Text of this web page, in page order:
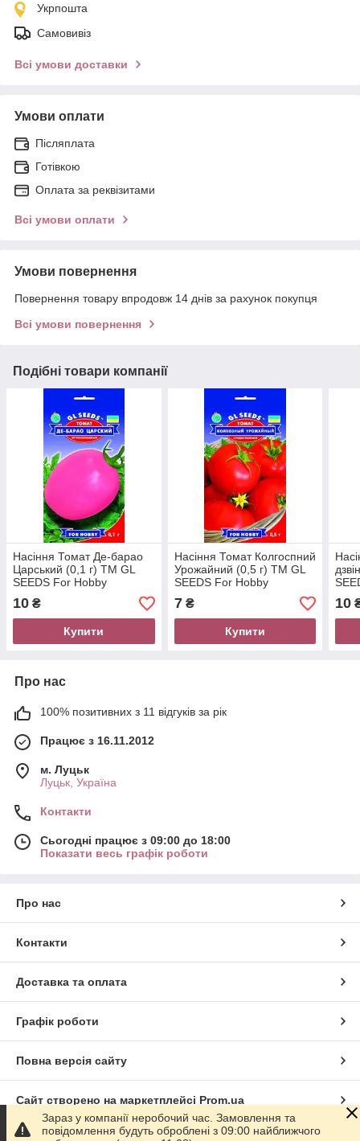
Укрпошта
Самовивіз
Всі умови доставки
Умови оплати
Післяплата
Готівкою
Оплата за реквізитами
Всі умови оплати
Умови повернення
Повернення товару впродовж 14 днів за рахунок покупця
Всі умови повернення
Подібні товари компанії
Насіння Томат Де-барао
Царський (0,1 г) ТМ GL
SEEDS For Hobby
10 ₴
Купити
Насіння Томат Колгоспний
Урожайний (0,5 г) ТМ GL
SEEDS For Hobby
7₴
Купити
10
Про нас
100% позитивних з 11 відгуків за рік
Працює з 16.11.2012
м. Луцьк
Луцьк, Україна
Контакти
Сьогодні працює з 09:00 до 18:00
Показати весь графік роботи
Про нас
Контакти
Доставка та оплата
Графік роботи
Повна версія сайту
Сайт створено на маркетплейсі Prom.ua
Зараз у компанії неробочий час. Замовлення та
повідомлення будуть оброблені з 09:00 найближчого